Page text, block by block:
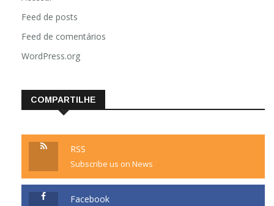
Feed de posts
Feed de comentários
WordPress.org
COMPARTILHE
RSS
Subscribe us on News
Facebook